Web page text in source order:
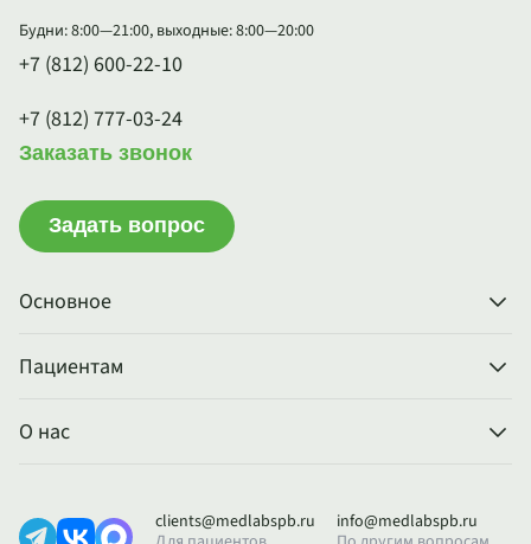
Основное
Пациентам
О нас
Будни: 8:00—21:00, выходные: 8:00—20:00
+7 (812) 600-22-10
+7 (812) 777-03-24
Заказать звонок
Задать вопрос
clients@medlabspb.ru
info@medlabspb.ru